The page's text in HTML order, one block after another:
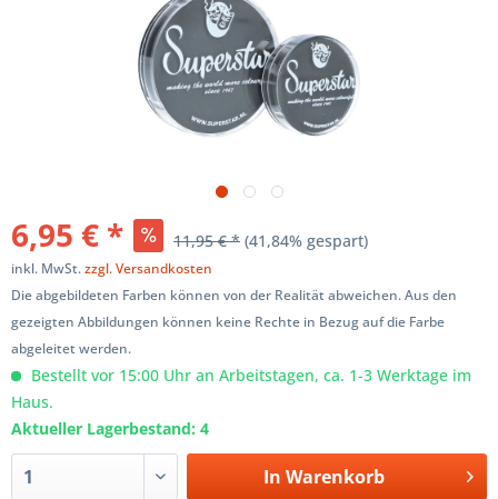
6,95 € * 11,95 € * (41,84% gespart)
inkl. MwSt.zzgl. Versandkosten
Die abgebildeten Farben können von der Realität abweichen. Aus den
gezeigten Abbildungen können keine Rechte in Bezug auf die Farbe
abgeleitet werden.
Bestellt vor 15:00 Uhr an Arbeitstagen, ca. 1-3 Werktage im
Haus.
Aktueller Lagerbestand: 4
In Warenkorb